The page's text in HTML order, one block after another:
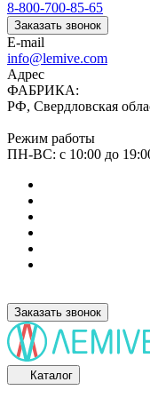
8-800-700-85-65
Заказать звонок
E-mail
info@lemive.com
Адрес
ФАБРИКА:
РФ, Свердловская
Режим работы
ПН-ВС: с 10:00 до
Заказать звонок
Каталог